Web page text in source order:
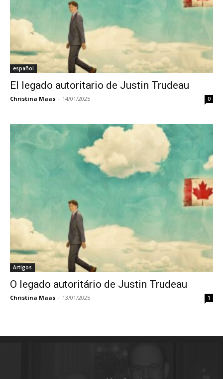
español
El legado autoritario de Justin Trudeau
Christina Maas - 14/01/2025 0
Artigos
O legado autoritário de Justin Trudeau
Christina Maas - 13/01/2025 1